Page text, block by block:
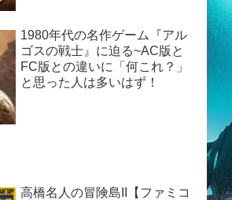
1980年代の名作ゲーム『アル
ゴスの戦士』に迫る~AC版と
FC版との違いに「何これ？」
と思った人は多いはず！
高橋名人の冒険島II【ファミコ